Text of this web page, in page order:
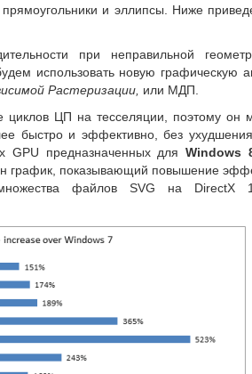
и эллипсы. Ниже
при неправильной
использовать новую графическую
Растеризации, или МДП.
циклов ЦП на тесселяции, поэтому он
быстро и эффективно, без
GPU предназначенных дляWindows
график, показывающий повышение
файлов SVG на DirectX